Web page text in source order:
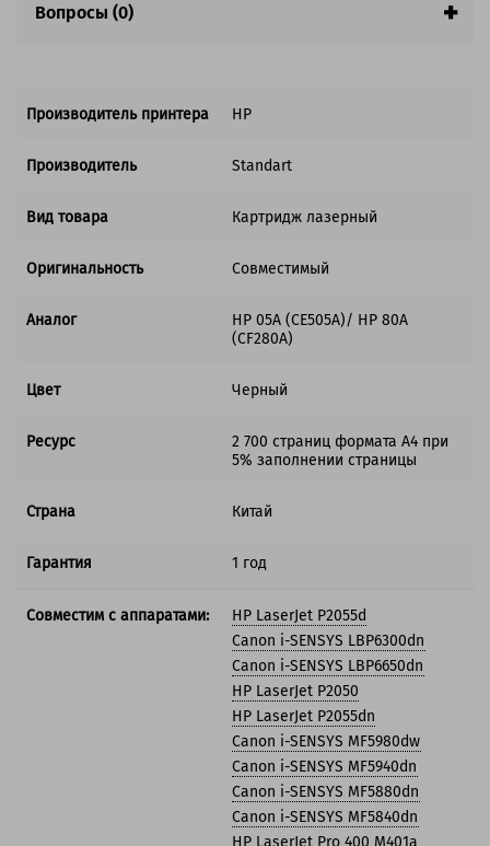
Вопросы (0)
Производитель принтера HP
Производитель Standart
Вид товара Картридж лазерный
Оригинальность Совместимый
Аналог
HP 05A (CE505A)/ HP 80A
(CF280A)
Цвет Черный
Ресурс
2 700 страниц формата А4 при
5% заполнении страницы
Страна Китай
Гарантия 1 год
Совместим с аппаратами:
HP LaserJet P2055d
Canon i-SENSYS LBP6300dn
Canon i-SENSYS LBP6650dn
HP LaserJet P2050
HP LaserJet P2055dn
Canon i-SENSYS MF5980dw
Canon i-SENSYS MF5940dn
Canon i-SENSYS MF5880dn
Canon i-SENSYS MF5840dn